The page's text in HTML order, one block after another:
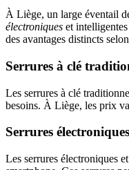
À Liège, un large éventail
électroniques et
des avantages distincts
Serrures à clé
Les serrures à clé
besoins. À Liège, les prix
Serrures
Les serrures électroniques